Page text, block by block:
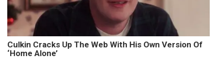
Culkin Cracks Up The Web With His Own Version Of
‘Home Alone’